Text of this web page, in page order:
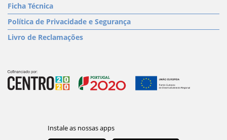
Ficha Técnica
Política de Privacidade e Segurança
Livro de Reclamações